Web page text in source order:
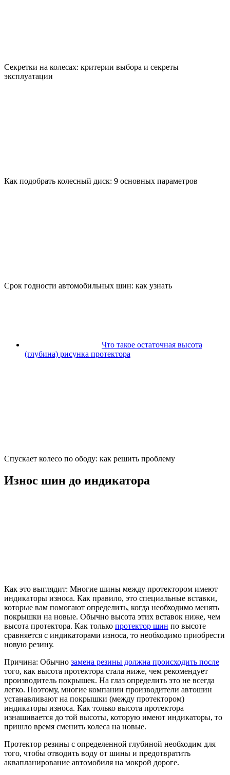
Секретки на колесах: критерии выбора и секреты
эксплуатации
Как подобрать колесный диск: 9 основных параметров
Срок годности автомобильных шин: как узнать
Что такое остаточная высота
(глубина) рисунка протектора
Спускает колесо по ободу: как решить проблему
Износ шин до индикатора
Как это выглядит: Многие шины между протектором имеют
индикаторы износа. Как правило, это специальные вставки,
которые вам помогают определить, когда необходимо менять
покрышки на новые. Обычно высота этих вставок ниже, чем
высота протектора. Как только протектор шин по высоте
сравняется с индикаторами износа, то необходимо приобрести
новую резину.
Причина: Обычно замена резины должна происходить после
того, как высота протектора стала ниже, чем рекомендует
производитель покрышек. На глаз определить это не всегда
легко. Поэтому, многие компании производители автошин
устанавливают на покрышки (между протектором)
индикаторы износа. Как только высота протектора
изнашивается до той высоты, которую имеют индикаторы, то
пришло время сменить колеса на новые.
Протектор резины с определенной глубиной необходим для
того, чтобы отводить воду от шины и предотвратить
аквапланирование автомобиля на мокрой дороге.